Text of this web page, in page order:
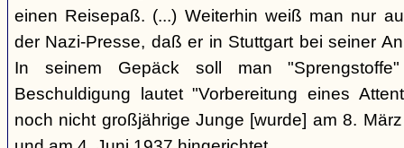
einen Reisepaß. (...) Weiterhin weiß man nur
der Nazi-Presse, daß er in Stuttgart bei seiner
In seinem Gepäck soll man
Beschuldigung lautet "Vorbereitung eines
noch nicht großjährige Junge [wurde] am 8.